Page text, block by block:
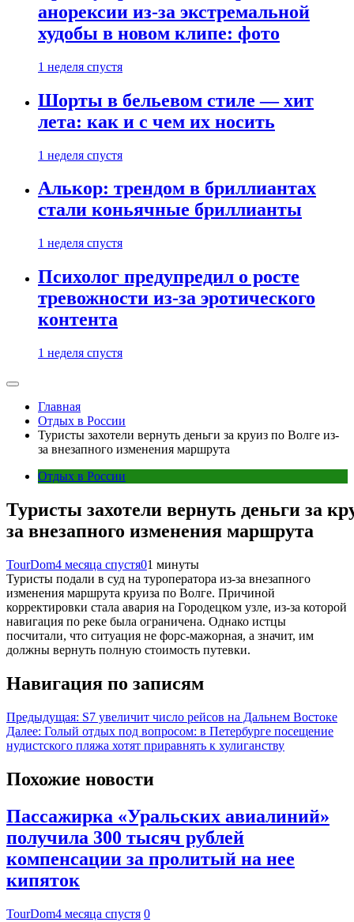
анорексии из-за экстремальной
худобы в новом клипе: фото
1 неделя спустя
Шорты в бельевом стиле — хит
лета: как и с чем их носить
1 неделя спустя
Алькор: трендом в бриллиантах
стали коньячные бриллианты
1 неделя спустя
Психолог предупредил о росте
тревожности из-за эротического
контента
1 неделя спустя
Главная
Отдых в России
Туристы захотели вернуть деньги за круиз по Волге из-
за внезапного изменения маршрута
Отдых в России
Туристы захотели вернуть деньги за
за внезапного изменения маршрута
TourDom4 месяца спустя01 минуты
Туристы подали в суд на туроператора из-за внезапного
изменения маршрута круиза по Волге. Причиной
корректировки стала авария на Городецком узле, из-за которой
навигация по реке была ограничена. Однако истцы
посчитали, что ситуация не форс-мажорная, а значит, им
должны вернуть полную стоимость путевки.
Навигация по записям
Предыдущая: S7 увеличит число рейсов на Дальнем Востоке
Далее: Голый отдых под вопросом: в Петербурге посещение
нудистского пляжа хотят приравнять к хулиганству
Похожие новости
Пассажирка «Уральских авиалиний»
получила 300 тысяч рублей
компенсации за пролитый на нее
кипяток
TourDom4 месяца спустя 0